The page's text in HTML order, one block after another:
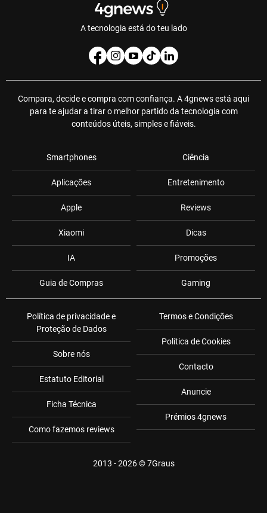
A tecnologia está do teu lado
Compara, decide e compra com confiança. A 4gnews está aqui
para te ajudar a tirar o melhor partido da tecnologia com
conteúdos úteis, simples e fiáveis.
Smartphones
Aplicações
Apple
Xiaomi
IA
Guia de Compras
Ciência
Entretenimento
Reviews
Dicas
Promoções
Gaming
Política de privacidade e
Proteção de Dados
Sobre nós
Estatuto Editorial
Ficha Técnica
Como fazemos reviews
Termos e Condições
Política de Cookies
Contacto
Anuncie
Prémios 4gnews
2013 - 2026 ©7Graus